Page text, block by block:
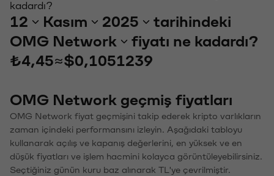
kadardı?
12 Kasım 2025
tarihindeki
OMG Network
fiyatı ne kadardı?
₺4,45≈$0,1051239
OMG Network geçmiş fiyatları
OMG Network fiyat geçmişini takip ederek kripto varlıkların
zaman içindeki performansını izleyin. Aşağıdaki tabloyu
kullanarak açılış ve kapanış değerlerini, en yüksek ve en
düşük fiyatları ve işlem hacmini kolayca görüntüleyebilirsiniz.
Seçtiğiniz günün kuru baz alınarak TL'ye çevrilmiştir.